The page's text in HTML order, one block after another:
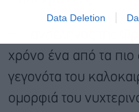
Data Deletion
χρόνο ένα από τα πιο
γεγονότα του
ομορφιά του